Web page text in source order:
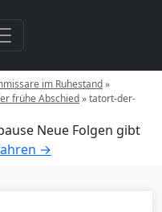
im Ruhestand»
frühe Abschied»tatort-der-
Neue Folgen gibt
→